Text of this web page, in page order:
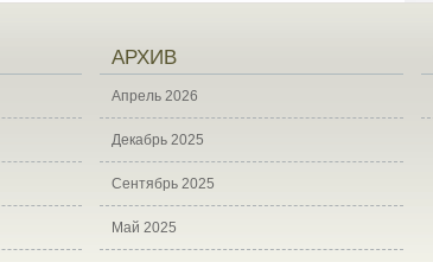
АРХИВ
Апрель 2026
Декабрь 2025
Сентябрь 2025
Май 2025